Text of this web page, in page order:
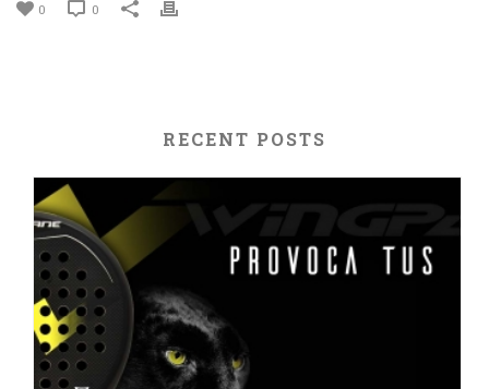
0 0
RECENT POSTS